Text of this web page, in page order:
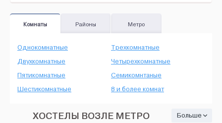
Комнаты Районы Метро
Однокомнатные
Двухкомнатные
Трехкомнатные
Четырехкомнатные
Пятикомнатные
Шестикомнатные
Семикомнтаные
8 и более комнат
ХОСТЕЛЫ ВОЗЛЕ МЕТРО
Больше